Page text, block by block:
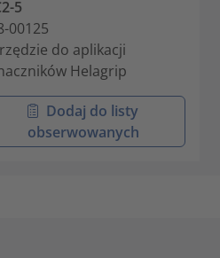
5
00125
do aplikacji
Helagrip
Dodaj do listy
obserwowanych